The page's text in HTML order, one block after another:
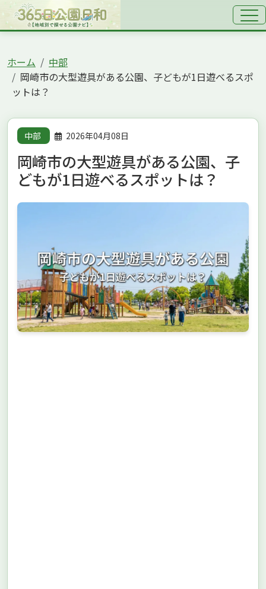
ホーム
中部
岡崎市の大型遊具がある公園、子どもが1日遊べるスポ
ットは？
中部 2026年04月08日
岡崎市の大型遊具がある公園、子
どもが1日遊べるスポットは？